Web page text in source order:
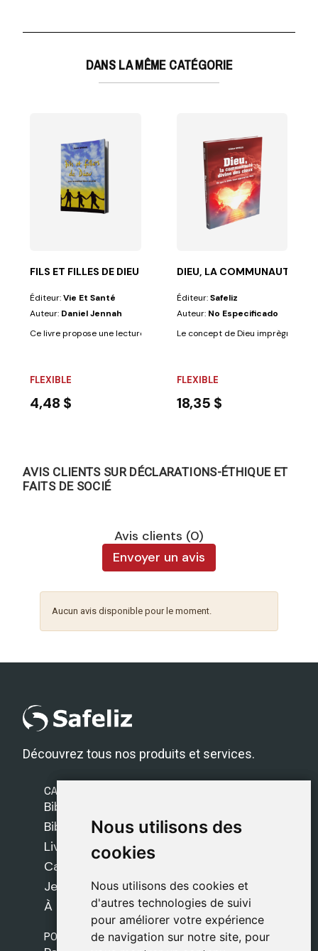
Nous utilisons des
cookies
Nous utilisons des cookies et
d'autres technologies de suivi
pour améliorer votre expérience
de navigation sur notre site, pour
Nous utilisons des
cookies
Nous utilisons des cookies et
d'autres technologies de suivi
pour améliorer votre expérience
de navigation sur notre site, pour
DANS LA MÊME CATÉGORIE
DES CIEUX
vision de la vie. Et bien que nous sachions...
FILS ET FILLES DE DIEU
Éditeur:Vie Et Santé
Auteur: Daniel Jennah
Ce livre propose une lecture dynamique du statut filial accordé aux
FLEXIBLE
4,48 $
DIEU, LA COMMUNAUTÉ
Éditeur:Safeliz
Auteur: No Especificado
Le concept de Dieu imprègne
FLEXIBLE
18,35 $
AVIS CLIENTS SUR DÉCLARATIONS-ÉTHIQUE ET
FAITS DE SOCIÉ
Avis clients (0)
Envoyer un avis
Aucun avis disponible pour le moment.
Découvrez tous nos produits et services.
CATÉGORIES
Bibles Safeliz
Bibles
Livres
Cadeaux
Jeux
À propos de nous
POLITIQUES